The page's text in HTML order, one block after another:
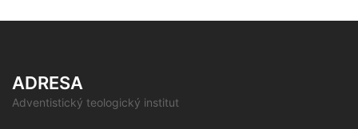
ADRESA
Adventistický teologický institut